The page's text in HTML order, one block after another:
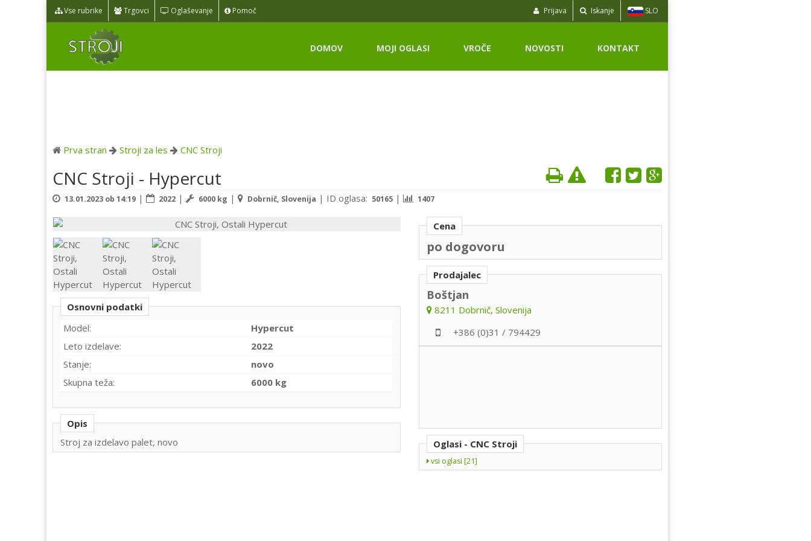
Vse rubrike Trgovci Oglaševanje Pomoč Prijava Iskanje SLO
DOMOV MOJI OGLASI VROČE NOVOSTI KONTAKT
Prva stran Stroji za les CNC Stroji
CNC Stroji - Hypercut
13.01.2023 ob 14:19 | 2022 | 6000 kg | Dobrnič, Slovenija | ID oglasa: 50165 | 1407
Osnovni podatki
Model:
Hypercut
Leto izdelave:
2022
Stanje:
novo
Skupna teža:
6000 kg
Opis
Stroj za izdelavo palet, novo
Cena
po dogovoru
Prodajalec
Boštjan
8211 Dobrnič, Slovenija
+386 (0)31 / 794429
Oglasi - CNC Stroji
vsi oglasi [21]